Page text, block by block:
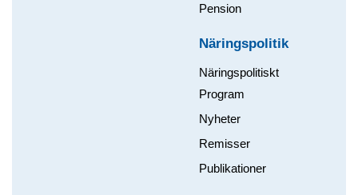
Pension
Näringspolitik
Näringspolitiskt
Program
Nyheter
Remisser
Publikationer